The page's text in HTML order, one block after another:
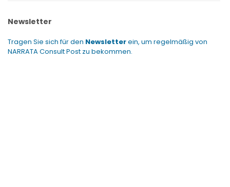
Newsletter
Tragen Sie sich für den Newsletterein, um regelmäßig von
NARRATA Consult Post zu bekommen.